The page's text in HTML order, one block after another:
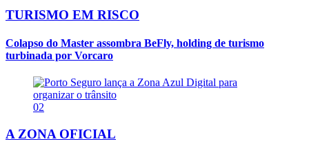
TURISMO EM RISCO
Colapso do Master assombra BeFly, holding de turismo
turbinada por Vorcaro
02
A ZONA OFICIAL